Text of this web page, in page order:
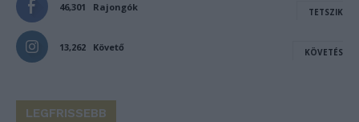
46,301 Rajongók TETSZIK
13,262 Követő KÖVETÉS
LEGFRISSEBB